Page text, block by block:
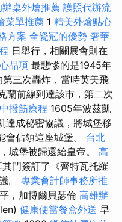
桌外燴推薦 護照代辦流
菜單推薦 1 精美外燴點心
方案 全瓷冠的優勢 奢華
日舉行，相關展會則在
品項 最悲慘的是1945年
三次轟炸，當時英美飛
蘭前線到達該市，第二次
撥筋療程 1605年波茲凱
達成秘密協議，將城堡移
會佔領這座城堡。 台北
城堡被歸還給皇帝。 高
門簽訂了《齊特瓦托羅
。 專業會計師事務所推
，加博爾貝瑟倫 高雄辦
健康便當餐盒外送 早